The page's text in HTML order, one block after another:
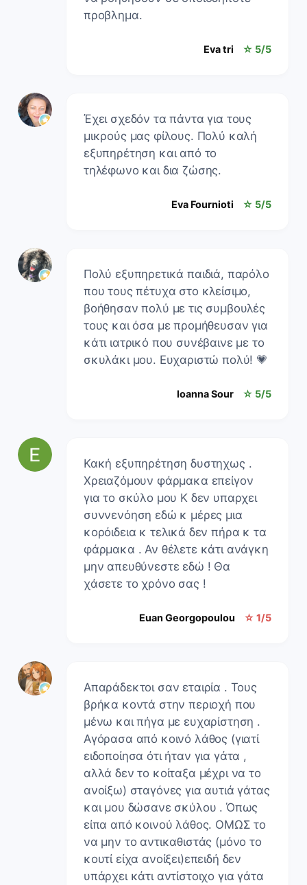
προβλημα.
Eva tri ☆ 5/5
Έχει σχεδόν τα πάντα για τους
μικρούς μας φίλους. Πολύ καλή
εξυπηρέτηση και από το
τηλέφωνο και δια ζώσης.
Eva Fournioti ☆ 5/5
Πολύ εξυπηρετικά παιδιά, παρόλο
που τους πέτυχα στο κλείσιμο,
βοήθησαν πολύ με τις συμβουλές
τους και όσα με προμήθευσαν για
κάτι ιατρικό που συνέβαινε με το
σκυλάκι μου. Ευχαριστώ πολύ! 💗
Ioanna Sour ☆ 5/5
Κακή εξυπηρέτηση δυστηχως .
Χρειαζόμουν φάρμακα επείγον
για το σκύλο μου Κ δεν υπαρχει
συννενόηση εδώ κ μέρες μια
κορόιδεια κ τελικά δεν πήρα κ τα
φάρμακα . Αν θέλετε κάτι ανάγκη
μην απευθύνεστε εδώ ! Θα
χάσετε το χρόνο σας !
Euan Georgopoulou ☆ 1/5
Απαράδεκτοι σαν εταιρία . Τους
βρήκα κοντά στην περιοχή που
μένω και πήγα με ευχαρίστηση .
Αγόρασα από κοινό λάθος (γιατί
ειδοποίησα ότι ήταν για γάτα ,
αλλά δεν το κοίταξα μέχρι να το
ανοίξω) σταγόνες για αυτιά γάτας
και μου δώσανε σκύλου . Όπως
είπα από κοινού λάθος. ΟΜΩΣ το
να μην το αντικαθιστάς (μόνο το
κουτί είχα ανοίξει)επειδή δεν
υπάρχει κάτι αντίστοιχο για γάτα